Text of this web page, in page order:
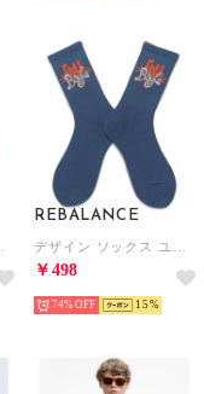
REBALANCE
￥498
74% 15